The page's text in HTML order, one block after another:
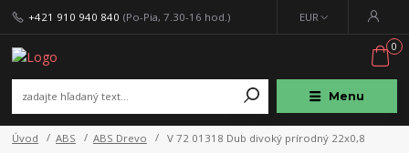
Menu
EUR
+421 910 940 840 (Po-Pia, 7.30-16 hod.)
0
Úvod ABS ABS Drevo V 72 01318 Dub divoký prírodný 22x0,8